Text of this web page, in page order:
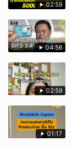
02:59
04:56
02:59
01:17